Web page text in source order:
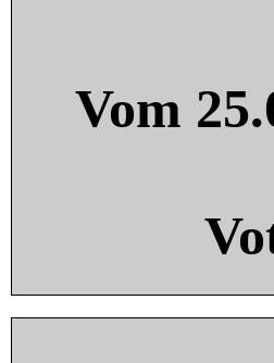
Vom